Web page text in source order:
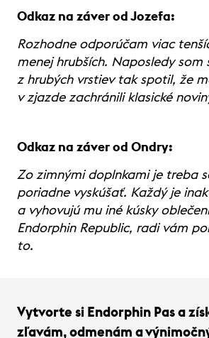
Odkaz na záver od Jozefa:
Rozhodne odporúčam viac
menej hrubších. Naposledy som
z hrubých vrstiev tak spotil, že
v zjazde zachránili klasické
Odkaz na záver od Ondry:
Zo zimnými doplnkami je treba
poriadne vyskúšať. Každý je
a vyhovujú mu iné kúsky
Endorphin Republic, radi vám
to.
Vytvorte si Endorphin Pas a
zľavám, odmenám a